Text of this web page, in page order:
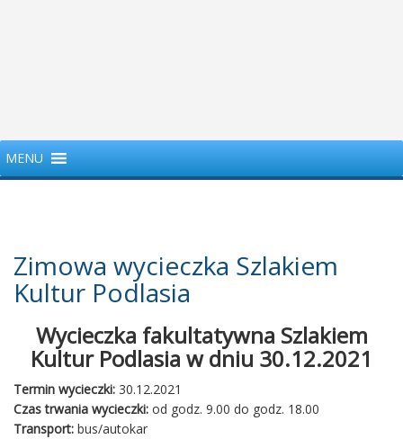
MENU
Zimowa wycieczka Szlakiem
Kultur Podlasia
Wycieczka fakultatywna Szlakiem
Kultur Podlasia w dniu 30.12.2021
Termin wycieczki: 30.12.2021
Czas trwania wycieczki: od godz. 9.00 do godz. 18.00
Transport: bus/autokar